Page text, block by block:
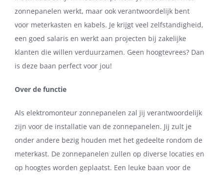
zonnepanelen werkt, maar ook verantwoordelijk bent
voor meterkasten en kabels. Je krijgt veel zelfstandigheid,
een goed salaris en werkt aan projecten bij zakelijke
klanten die willen verduurzamen. Geen hoogtevrees? Dan
is deze baan perfect voor jou!
Over de functie
Als elektromonteur zonnepanelen zal jij verantwoordelijk
zijn voor de installatie van de zonnepanelen. Jij zult je
onder andere bezig houden met het gedeelte rondom de
meterkast. De zonnepanelen zullen op diverse locaties en
op hoogtes worden geplaatst. Een leuke baan voor de